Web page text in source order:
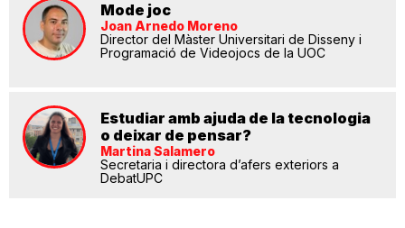
Mode joc
Joan Arnedo Moreno
Director del Màster Universitari de Disseny i
Programació de Videojocs de la UOC
Estudiar amb ajuda de la tecnologia
o deixar de pensar?
Martina Salamero
Secretaria i directora d’afers exteriors a
DebatUPC